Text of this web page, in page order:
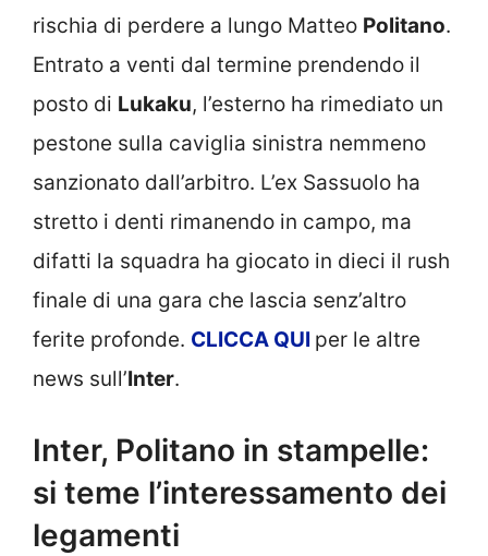
rischia di perdere a lungo Matteo Politano.
Entrato a venti dal termine prendendo il
posto di Lukaku, l’esterno ha rimediato un
pestone sulla caviglia sinistra nemmeno
sanzionato dall’arbitro. L’ex Sassuolo ha
stretto i denti rimanendo in campo, ma
difatti la squadra ha giocato in dieci il rush
finale di una gara che lascia senz’altro
ferite profonde. CLICCA QUI per le altre
news sull’Inter.
Inter, Politano in stampelle:
si teme l’interessamento dei
legamenti